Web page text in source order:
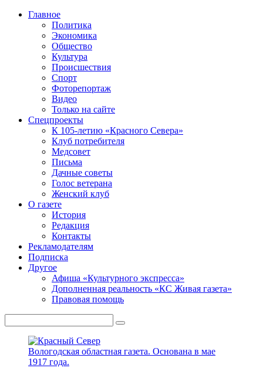
Главное
Политика
Экономика
Общество
Культура
Происшествия
Спорт
Фоторепортаж
Видео
Только на сайте
Спецпроекты
К 105-летию «Красного Севера»
Клуб потребителя
Медсовет
Письма
Дачные советы
Голос ветерана
Женский клуб
О газете
История
Редакция
Контакты
Рекламодателям
Подписка
Другое
Афиша «Культурного экспресса»
Дополненная реальность «КС Живая газета»
Правовая помощь
Вологодская областная газета. Основана в мае
1917 года.